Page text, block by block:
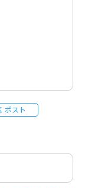
ポスト